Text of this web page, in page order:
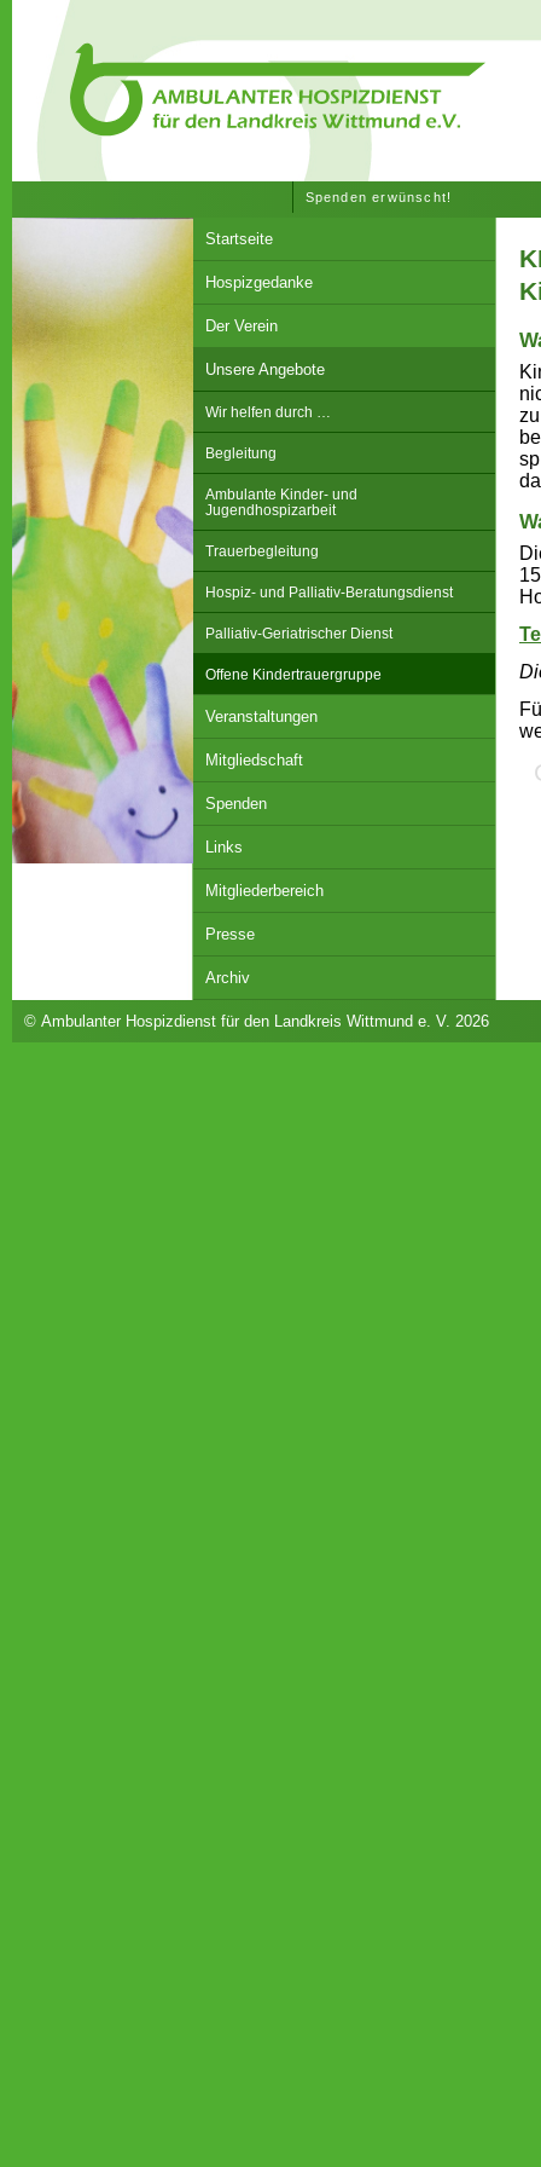
Spenden erwünscht!
Startseite
Hospizgedanke
Der Verein
Unsere Angebote
Wir helfen durch …
Begleitung
Ambulante Kinder- und
Jugendhospizarbeit
Trauerbegleitung
Hospiz- und Palliativ-Beratungsdienst
Palliativ-Geriatrischer Dienst
Offene Kindertrauergruppe
Veranstaltungen
Mitgliedschaft
Spenden
Links
Mitgliederbereich
Presse
Archiv
© Ambulanter Hospizdienst für den Landkreis Wittmund e. V. 2026